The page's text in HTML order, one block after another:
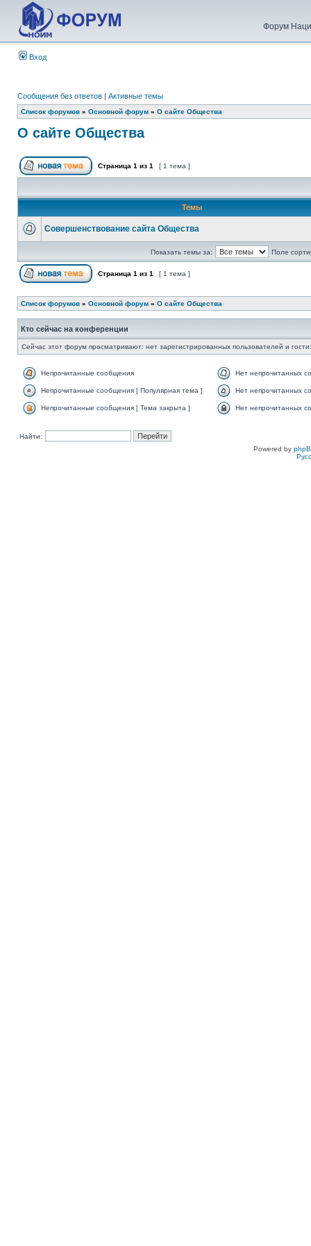
Форум
Вход
Сообщения без ответов | Активные темы
Список форумов » Основной форум » О сайте Общества
О сайте Общества
Страница 1 из 1 [ 1 тема ]
Темы
Совершенствование сайта Общества
Показать темы за: Поле
Страница 1 из 1 [ 1 тема ]
Список форумов » Основной форум » О сайте Общества
Кто сейчас на конференции
Сейчас этот форум просматривают: нет зарегистрированных пользователей и
Непрочитанные сообщения Нет непрочитанных
Непрочитанные сообщения [ Популярная тема ] Нет непрочитанных
Непрочитанные сообщения [ Тема закрыта ] Нет непрочитанных
Найти:
Powered by